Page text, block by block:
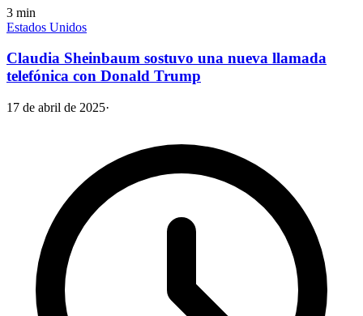
3 min
Estados Unidos
Claudia Sheinbaum sostuvo una nueva llamada
telefónica con Donald Trump
17 de abril de 2025·